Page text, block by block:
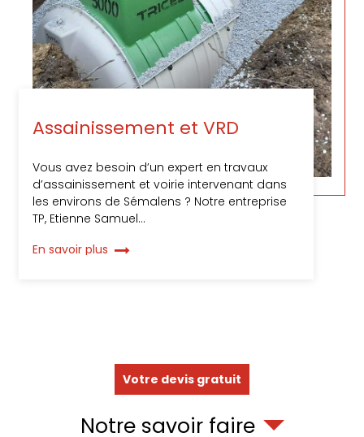
Assainissement et VRD
Vous avez besoin d’un expert en travaux
d’assainissement et voirie intervenant dans
les environs de Sémalens ? Notre entreprise
TP, Etienne Samuel…
En savoir plus
Votre devis gratuit
Notre savoir faire